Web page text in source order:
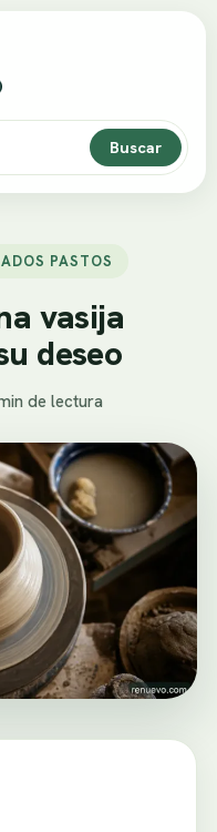
Buscar
PASTOS
vasija
deseo
de lectura